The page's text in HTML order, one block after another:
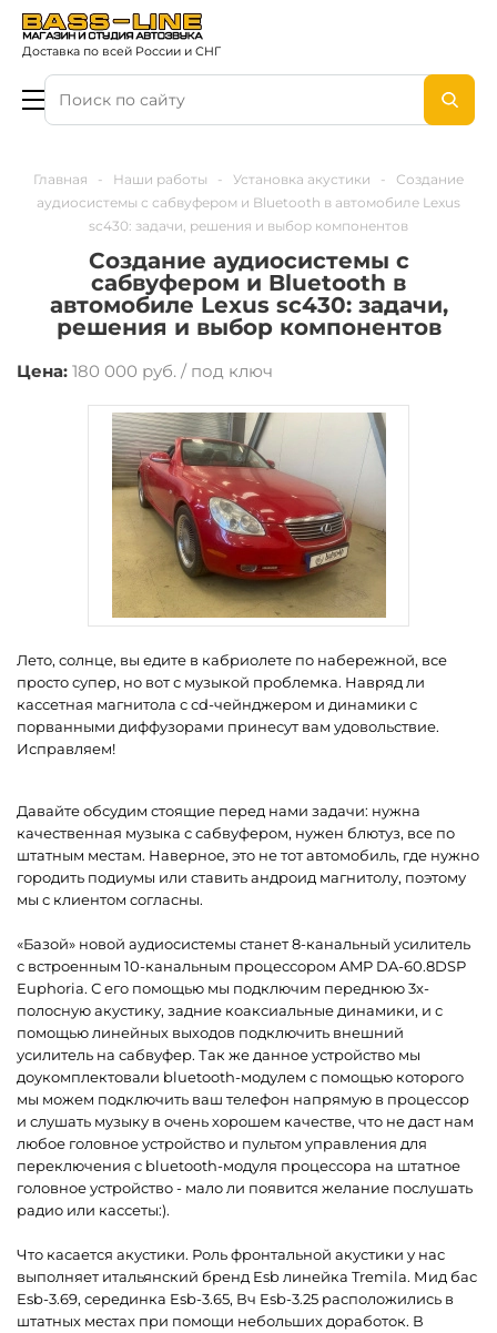
Доставка по всей России и СНГ
Главная - Наши работы - Установка акустики -
Создание
аудиосистемы с сабвуфером и Bluetooth в автомобиле Lexus
sc430: задачи, решения и выбор компонентов
Создание аудиосистемы с
сабвуфером и Bluetooth в
автомобиле Lexus sc430: задачи,
решения и выбор компонентов
Цена: 180 000 руб. / под ключ
Лето, солнце, вы едите в кабриолете по набережной, все
просто супер, но вот с музыкой проблемка. Навряд ли
кассетная магнитола с cd-чейнджером и динамики с
порванными диффузорами принесут вам удовольствие.
Исправляем!
Давайте обсудим стоящие перед нами задачи: нужна
качественная музыка с сабвуфером, нужен блютуз, все по
штатным местам. Наверное, это не тот автомобиль, где нужно
городить подиумы или ставить андроид магнитолу, поэтому
мы с клиентом согласны.
«Базой» новой аудиосистемы станет 8-канальный усилитель
с встроенным 10-канальным процессором AMP DA-60.8DSP
Euphoria. С его помощью мы подключим переднюю 3х-
полосную акустику, задние коаксиальные динамики, и с
помощью линейных выходов подключить внешний
усилитель на сабвуфер. Так же данное устройство мы
доукомплектовали bluetooth-модулем с помощью которого
мы можем подключить ваш телефон напрямую в процессор
и слушать музыку в очень хорошем качестве, что не даст нам
любое головное устройство и пультом управления для
переключения с bluetooth-модуля процессора на штатное
головное устройство - мало ли появится желание послушать
радио или кассеты:).
Что касается акустики. Роль фронтальной акустики у нас
выполняет итальянский бренд Esb линейка Tremila. Мид бас
Esb-3.69, серединка Esb-3.65, Вч Esb-3.25 расположились в
штатных местах при помощи небольших доработок. В